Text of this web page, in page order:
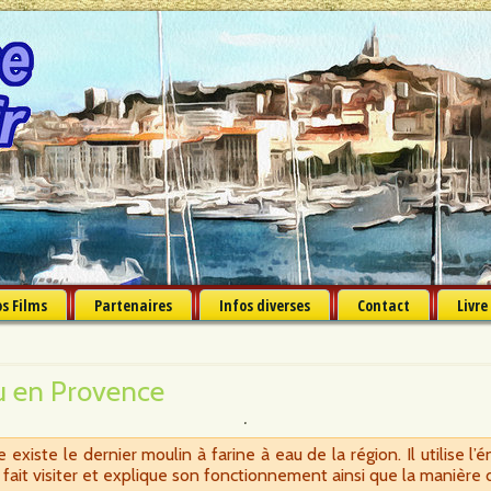
Films Partenaires Infos diverses Contact Livre
en Provence
le dernier moulin à farine à eau de la région. Il utilise
visiter et explique son fonctionnement ainsi que la manière